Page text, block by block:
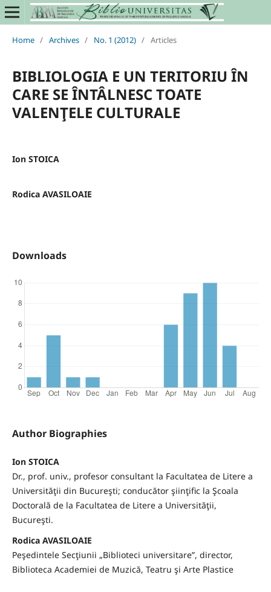
Home / Archives / No. 1 (2012) / Articles
BIBLIOLOGIA E UN TERITORIU ÎN
CARE SE ÎNTÂLNESC TOATE
VALENŢELE CULTURALE
Ion STOICA
Rodica AVASILOAIE
Downloads
Author Biographies
Ion STOICA
Dr., prof. univ., profesor consultant la Facultatea de Litere a
Universităţii din Bucureşti; conducător şiinţific la Şcoala
Doctorală de la Facultatea de Litere a Universităţii,
Bucureşti.
Rodica AVASILOAIE
Peşedintele Secţiunii „Biblioteci universitare”, director,
Biblioteca Academiei de Muzică, Teatru şi Arte Plastice